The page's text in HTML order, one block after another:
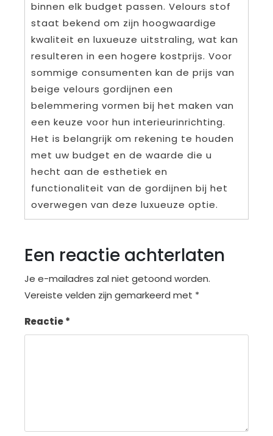
binnen elk budget passen. Velours stof
staat bekend om zijn hoogwaardige
kwaliteit en luxueuze uitstraling, wat kan
resulteren in een hogere kostprijs. Voor
sommige consumenten kan de prijs van
beige velours gordijnen een
belemmering vormen bij het maken van
een keuze voor hun interieurinrichting.
Het is belangrijk om rekening te houden
met uw budget en de waarde die u
hecht aan de esthetiek en
functionaliteit van de gordijnen bij het
overwegen van deze luxueuze optie.
Een reactie achterlaten
Je e-mailadres zal niet getoond worden.
Vereiste velden zijn gemarkeerd met *
Reactie*